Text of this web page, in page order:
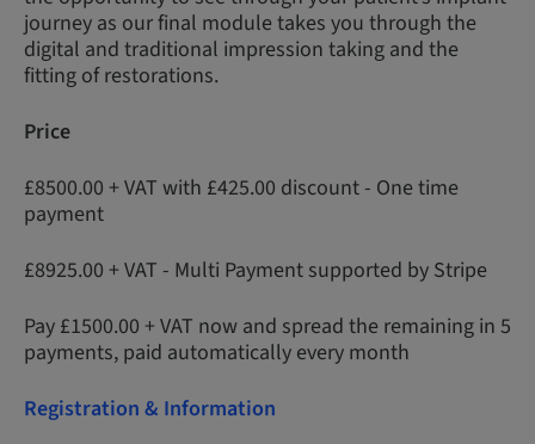
journey as our final module takes you through the
digital and traditional impression taking and the
fitting of restorations.
Price
£8500.00 + VAT with £425.00 discount - One time
payment
£8925.00 + VAT - Multi Payment supported by Stripe
Pay £1500.00 + VAT now and spread the remaining in 5
payments, paid automatically every month
Registration & Information